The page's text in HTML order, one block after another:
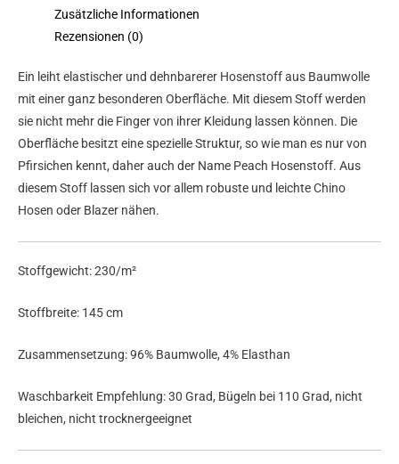
Zusätzliche Informationen
Rezensionen (0)
Ein leiht elastischer und dehnbarerer Hosenstoff aus Baumwolle
mit einer ganz besonderen Oberfläche. Mit diesem Stoff werden
sie nicht mehr die Finger von ihrer Kleidung lassen können. Die
Oberfläche besitzt eine spezielle Struktur, so wie man es nur von
Pfirsichen kennt, daher auch der Name Peach Hosenstoff. Aus
diesem Stoff lassen sich vor allem robuste und leichte Chino
Hosen oder Blazer nähen.
Stoffgewicht: 230/m²
Stoffbreite: 145 cm
Zusammensetzung: 96% Baumwolle, 4% Elasthan
Waschbarkeit Empfehlung: 30 Grad, Bügeln bei 110 Grad, nicht
bleichen, nicht trocknergeeignet